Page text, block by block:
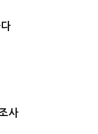
사